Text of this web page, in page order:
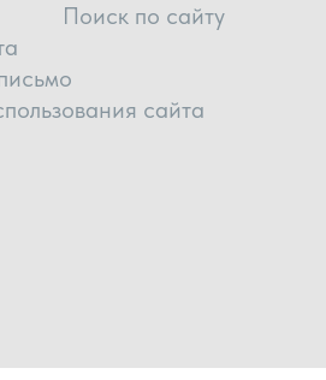
Поиск по сайту
сайта